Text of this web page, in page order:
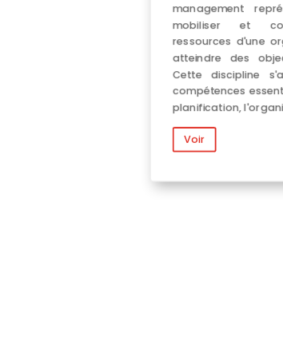
management
mobiliser et
ressources d'une
atteindre des
Cette discipline
compétences
planification,
Voir